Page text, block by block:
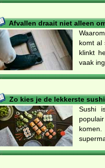
Afvallen draait niet alleen
komt al
klinkt
vaak
Zo kies je de lekkerste
Sushi